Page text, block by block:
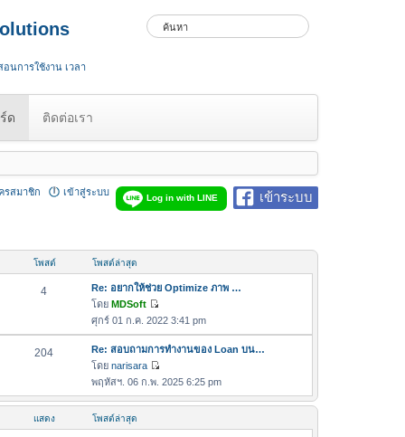
นการใช้งาน เวลา
ด ติดต่อเรา
เข้าระบบ
Log in with LINE
เข้าสู่ระบบ
รสมาชิก
โพสต์ โพสต์ล่าสุด
4
Re: อยากให้ช่วย Optimize ภาพ …
โดย MDSoft
ดู
ข้
อ
ว
า
ล่
ศุกร์ 01 ก.ค. 2022 3:41 pm
204
Re: สอบถามการทำงานของ Loan บน…
โดย narisara
ดู
ข้
อ
พฤหัสฯ. 06 ก.พ. 2025 6:25 pm
แสดง โพสต์ล่าสุด